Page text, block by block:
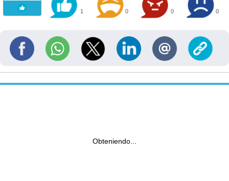
1 0 0 0
Obteniendo...